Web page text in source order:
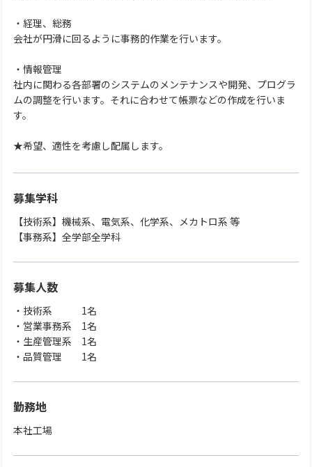
・経理、総務
会社が円滑に回るように事務的作業を行います。
・情報管理
社内に関わる各部署のシステムのメンテナンスや開発、プログラ
ムの調整を行います。それに合わせて帳票などの作成を行いま
す。
★希望、適性を考慮し配属します。
募集学科
【技術系】機械系、電気系、化学系、メカトロ系 等
【事務系】全学部全学科
募集人数
・技術系 1名
・営業事務系 1名
・生産管理系 1名
・品質管理 1名
勤務地
本社工場